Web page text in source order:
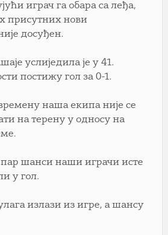
играч га обара са леђа,
присутних нови
досуђен.
услиједила је у 41.
постижу гол за 0-1.
наша екипа није се
на терену у односу на
шанси наши играчи исте
у гол.
излази из игре, а шансу